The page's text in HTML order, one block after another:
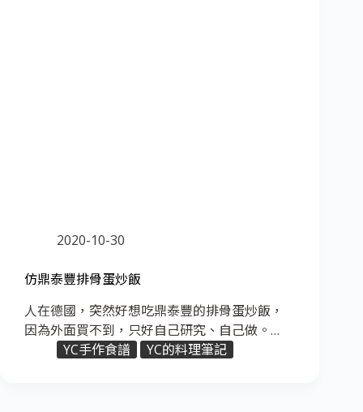
2020-10-30
仿鼎泰豐排骨蛋炒飯
人在德國，突然好想吃鼎泰豐的排骨蛋炒飯，
因為外面買不到，只好自己研究、自己做。…
YC手作食譜
YC的料理筆記